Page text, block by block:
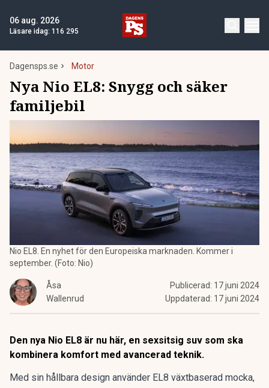
06 aug. 2026
Läsare idag: 116 295
Dagensps.se Motor
Nya Nio EL8: Snygg och säker
familjebil
Nio EL8. En nyhet för den Europeiska marknaden. Kommer i
september. (Foto: Nio)
Åsa
Wallenrud
Publicerad: 17 juni 2024
Uppdaterad: 17 juni 2024
Den nya Nio EL8 är nu här, en sexsitsig suv som ska
kombinera komfort med avancerad teknik.
Med sin hållbara design använder EL8 växtbaserad mocka,